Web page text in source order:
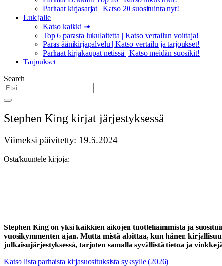
Parhaat kirjasarjat | Katso 20 suosituinta nyt!
Lukijalle
Katso kaikki ➟
Top 6 parasta lukulaitetta | Katso vertailun voittaja!
Paras äänikirjapalvelu | Katso vertailu ja tarjoukset!
Parhaat kirjakaupat netissä | Katso meidän suosikit!
Tarjoukset
Search
Stephen King kirjat järjestyksessä
Viimeksi päivitetty: 19.6.2024
Osta/kuuntele kirjoja:
Stephen King on yksi kaikkien aikojen tuotteliaimmista ja
vuosikymmenten ajan. Mutta mistä aloittaa, kun hänen
julkaisujärjestyksessä, tarjoten samalla syvällistä tietoa ja
Katso lista parhaista kirjasuosituksista syksylle (2026)